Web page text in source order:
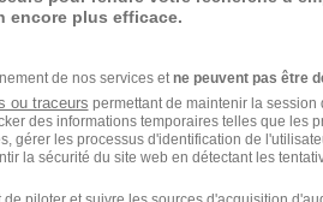
les océans, un professionnel veille
le commerce mondial.
jusqu'à la livraison finale, il
entre clients étrangers,
encore plus efficace.
de nos services et ne peuvent pas être
ou traceurs permettant de maintenir la session
des informations temporaires telles que les
gérer les processus d'identification de
la sécurité du site web en détectant les